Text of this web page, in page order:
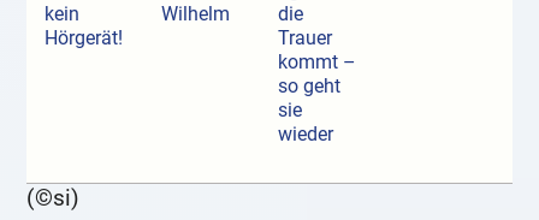
kein
Hörgerät!
Wilhelm
die
Trauer
kommt –
so geht
sie
wieder
(©si)